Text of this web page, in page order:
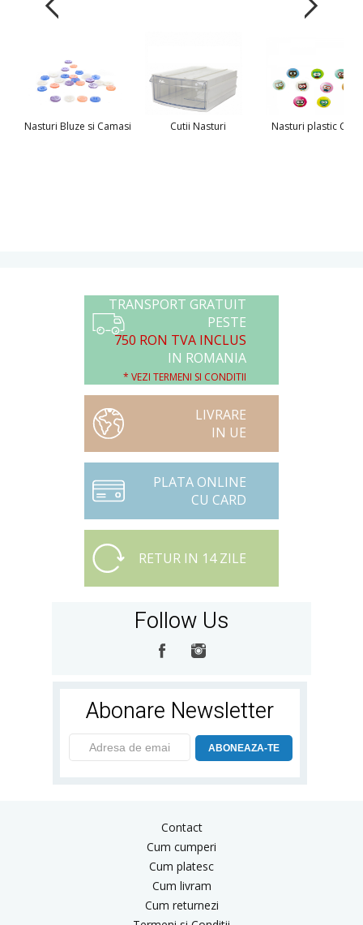
Nasturi Bluze si Camasi Cutii Nasturi Nasturi plastic Copii
TRANSPORT GRATUIT
PESTE
750 RON TVA INCLUS
IN ROMANIA
* VEZI TERMENI SI CONDITII
LIVRARE
IN UE
PLATA ONLINE
CU CARD
RETUR IN 14 ZILE
Follow Us
Abonare Newsletter
ABONEAZA-TE
Contact
Cum cumperi
Cum platesc
Cum livram
Cum returnezi